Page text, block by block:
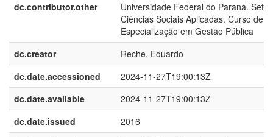
dc.contributor.other
Universidade Federal do Paraná.
Ciências Sociais Aplicadas. Curso de
Especialização em Gestão Pública
dc.creator
Reche, Eduardo
dc.date.accessioned
2024-11-27T19:00:13Z
dc.date.available
2024-11-27T19:00:13Z
dc.date.issued
2016